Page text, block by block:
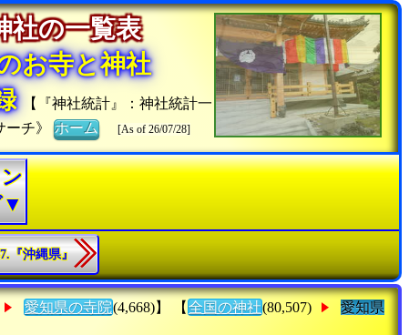
社の一覧表
お寺と神社
【『神社統計』：神社統計一
ーチ》ホーム [As of 26/07/28]
▼
『沖縄県』
愛知県の寺院(4,668)】 【 全国の神社(80,507)
愛知県